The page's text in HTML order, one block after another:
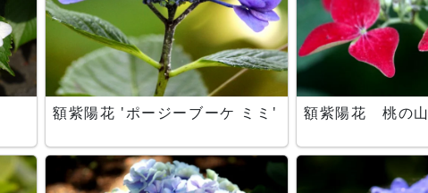
額紫陽花 'ポージーブーケ ミミ' 額紫陽花 桃の山